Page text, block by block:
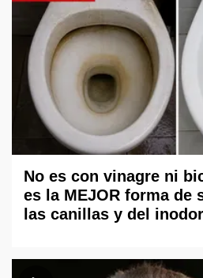
No es con vinagre ni
es la MEJOR forma de
las canillas y del